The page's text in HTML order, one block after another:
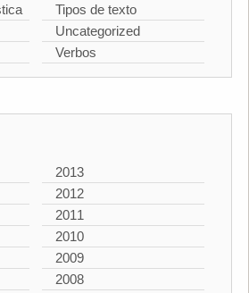
Tipos de texto
Uncategorized
Verbos
2013
2012
2011
2010
2009
2008